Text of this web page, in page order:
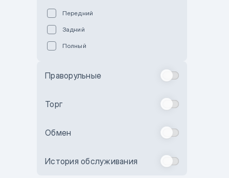
Бежевый
Комбинированный
Передний
Задний
Полный
Праворульные
Торг
Обмен
История обслуживания